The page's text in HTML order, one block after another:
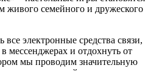
живого семейного и дружеского
электронные средства связи,
мессенджерах и отдохнуть от
мы проводим значительную